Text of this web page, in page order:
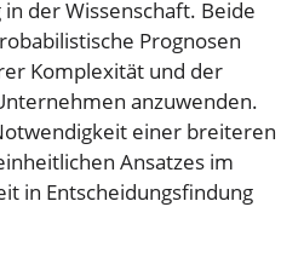
der Wissenschaft. Beide
Prognosen
Komplexität und der
anzuwenden.
einer breiteren
Ansatzes im
in Entscheidungsfindung